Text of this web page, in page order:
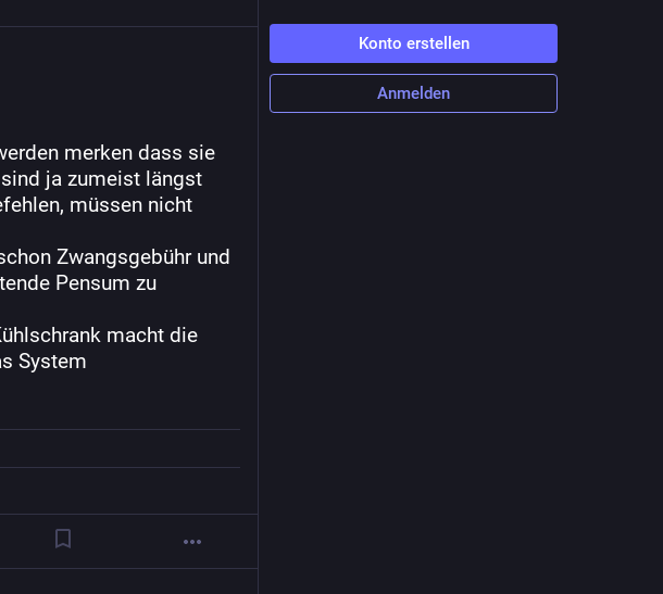
merken dass sie
ja zumeist längst
müssen nicht
Zwangsgebühr und
Pensum zu
macht die
System
Konto erstellen
Anmelden